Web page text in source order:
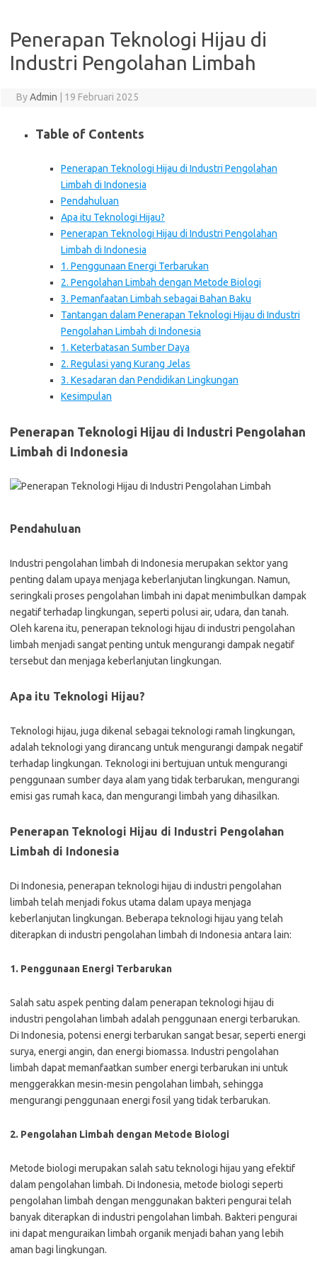
Penerapan Teknologi Hijau di
Industri Pengolahan Limbah
ByAdmin 19 Februari 2025
Table of Contents
Penerapan Teknologi Hijau di Industri Pengolahan
Limbah di Indonesia
Pendahuluan
Apa itu Teknologi Hijau?
Penerapan Teknologi Hijau di Industri Pengolahan
Limbah di Indonesia
1. Penggunaan Energi Terbarukan
2. Pengolahan Limbah dengan Metode Biologi
3. Pemanfaatan Limbah sebagai Bahan Baku
Tantangan dalam Penerapan Teknologi Hijau di Industri
Pengolahan Limbah di Indonesia
1. Keterbatasan Sumber Daya
2. Regulasi yang Kurang Jelas
3. Kesadaran dan Pendidikan Lingkungan
Kesimpulan
Penerapan Teknologi Hijau di Industri Pengolahan
Limbah di Indonesia
Pendahuluan
Industri pengolahan limbah di Indonesia merupakan sektor yang
penting dalam upaya menjaga keberlanjutan lingkungan. Namun,
seringkali proses pengolahan limbah ini dapat menimbulkan dampak
negatif terhadap lingkungan, seperti polusi air, udara, dan tanah.
Oleh karena itu, penerapan teknologi hijau di industri pengolahan
limbah menjadi sangat penting untuk mengurangi dampak negatif
tersebut dan menjaga keberlanjutan lingkungan.
Apa itu Teknologi Hijau?
Teknologi hijau, juga dikenal sebagai teknologi ramah lingkungan,
adalah teknologi yang dirancang untuk mengurangi dampak negatif
terhadap lingkungan. Teknologi ini bertujuan untuk mengurangi
penggunaan sumber daya alam yang tidak terbarukan, mengurangi
emisi gas rumah kaca, dan mengurangi limbah yang dihasilkan.
Penerapan Teknologi Hijau di Industri Pengolahan
Limbah di Indonesia
Di Indonesia, penerapan teknologi hijau di industri pengolahan
limbah telah menjadi fokus utama dalam upaya menjaga
keberlanjutan lingkungan. Beberapa teknologi hijau yang telah
diterapkan di industri pengolahan limbah di Indonesia antara lain:
1. Penggunaan Energi Terbarukan
Salah satu aspek penting dalam penerapan teknologi hijau di
industri pengolahan limbah adalah penggunaan energi terbarukan.
Di Indonesia, potensi energi terbarukan sangat besar, seperti energi
surya, energi angin, dan energi biomassa. Industri pengolahan
limbah dapat memanfaatkan sumber energi terbarukan ini untuk
menggerakkan mesin-mesin pengolahan limbah, sehingga
mengurangi penggunaan energi fosil yang tidak terbarukan.
2. Pengolahan Limbah dengan Metode Biologi
Metode biologi merupakan salah satu teknologi hijau yang efektif
dalam pengolahan limbah. Di Indonesia, metode biologi seperti
pengolahan limbah dengan menggunakan bakteri pengurai telah
banyak diterapkan di industri pengolahan limbah. Bakteri pengurai
ini dapat menguraikan limbah organik menjadi bahan yang lebih
aman bagi lingkungan.